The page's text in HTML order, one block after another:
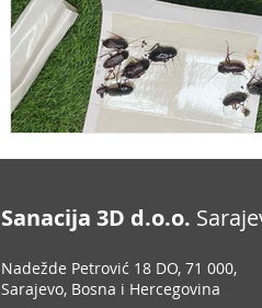
Sanacija 3D d.o.o.
Nadežde Petrović 18 DO, 71 000,
Sarajevo, Bosna i Hercegovina